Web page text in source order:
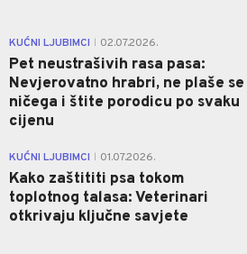
KUĆNI LJUBIMCI 02.07.2026.
Pet neustrašivih rasa pasa:
Nevjerovatno hrabri, ne plaše se
ničega i štite porodicu po svaku
cijenu
KUĆNI LJUBIMCI 01.07.2026.
Kako zaštititi psa tokom
toplotnog talasa: Veterinari
otkrivaju ključne savjete